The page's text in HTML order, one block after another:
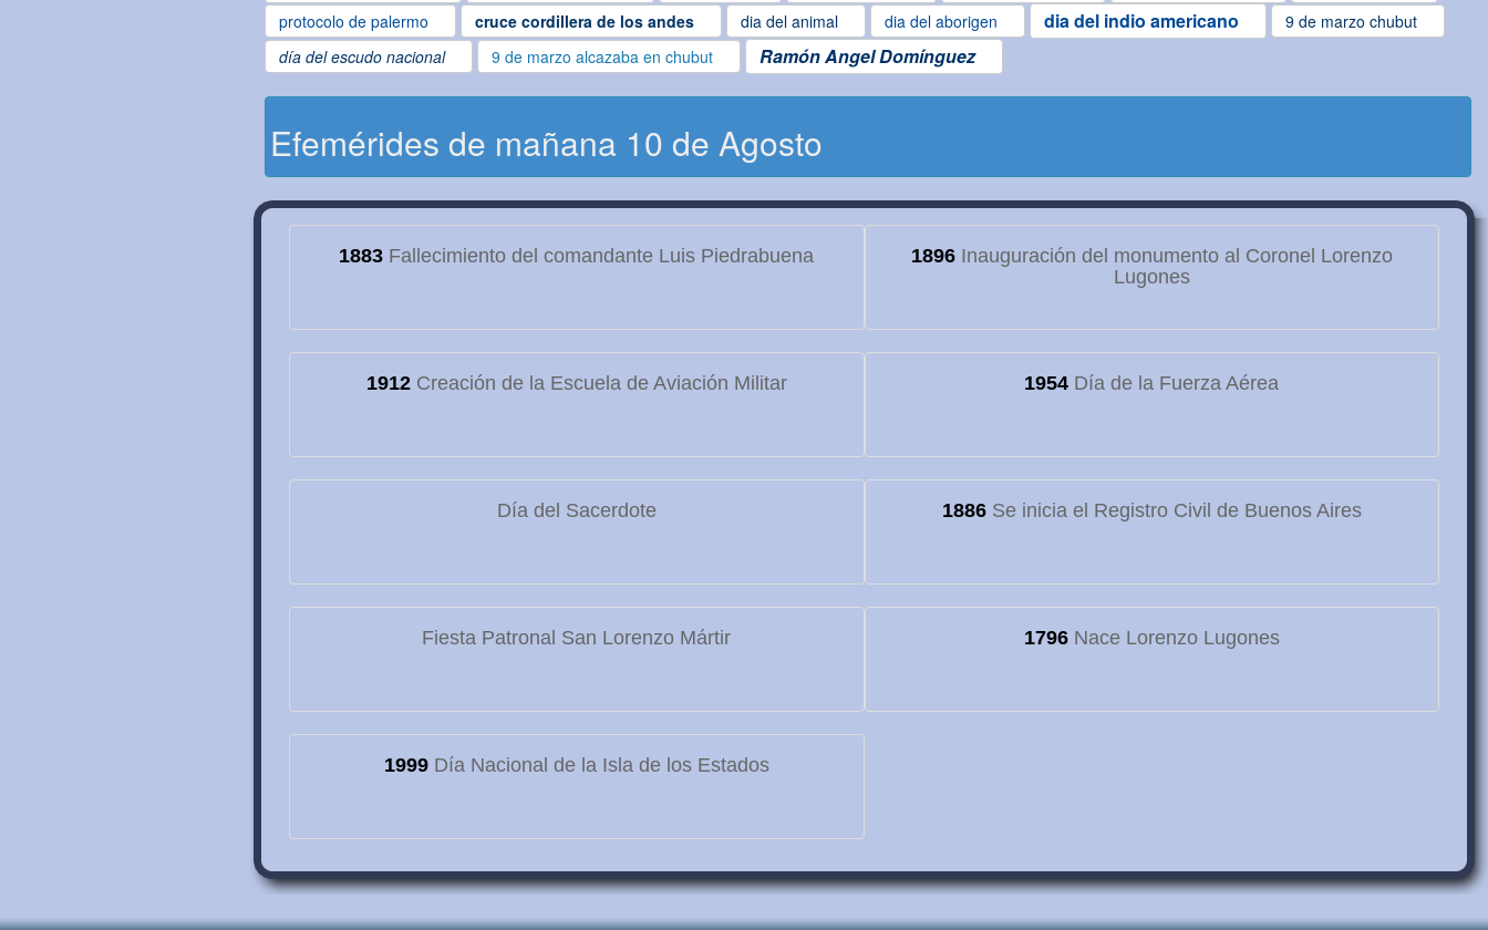
protocolo de palermo
cruce cordillera de los andes dia del animal dia del aborigen dia del indio americano
9 de marzo chubut
día del escudo nacional
9 de marzo alcazaba en chubut Ramón Angel Domínguez
Efemérides de mañana 10 de Agosto
1883 Fallecimiento del comandante Luis Piedrabuena 1896Inauguración del monumento al Coronel Lorenzo
Lugones
1912Creación de la Escuela de Aviación Militar 1954 Día de la Fuerza Aérea
Día del Sacerdote 1886Se inicia el Registro Civil de Buenos Aires
Fiesta Patronal San Lorenzo Mártir 1796Nace Lorenzo Lugones
1999Día Nacional de la Isla de los Estados